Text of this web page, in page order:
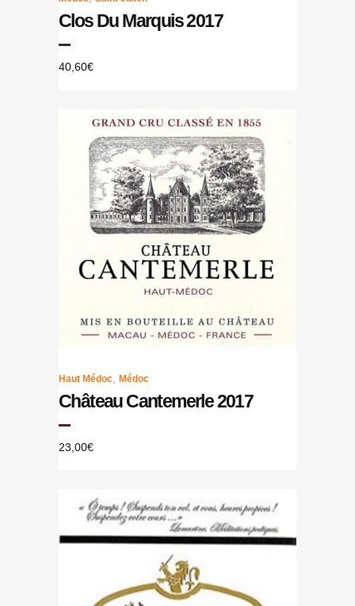
Clos Du Marquis 2017
40,60€
Haut Médoc, Médoc
Château Cantemerle 2017
23,00€